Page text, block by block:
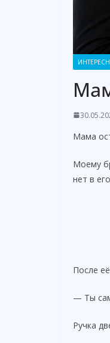
Мама
Моему
нет в
После
— Ты
Ручка